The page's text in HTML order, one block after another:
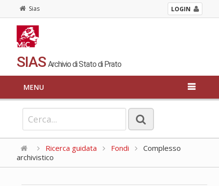
Sias LOGIN
SIAS Archivio di Stato di Prato
MENU
Ricerca guidata Fondi
Complesso
archivistico